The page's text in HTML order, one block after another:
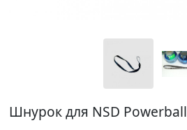
Шнурок для NSD Powerball